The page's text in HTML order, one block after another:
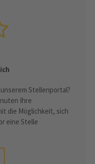
Stellenportal?
Ihre
die Möglichkeit, sich
eine Stelle